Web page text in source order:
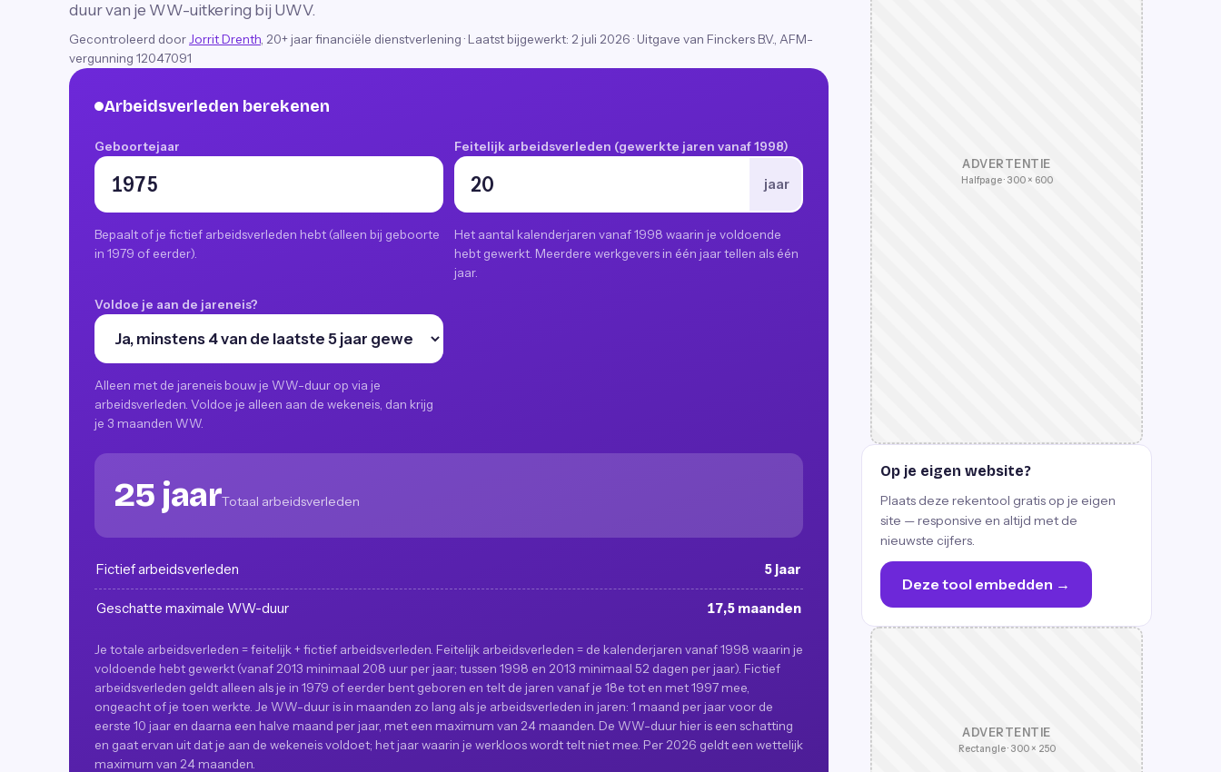
duur van je WW-uitkering bij UWV.
Gecontroleerd door Jorrit Drenth , 20+ jaar financiële dienstverlening · Laatst bijgewerkt: 2 juli 2026 · Uitgave van Finckers B.V., AFM-
vergunning 12047091
Arbeidsverleden berekenen
Geboortejaar
Bepaalt of je fictief arbeidsverleden hebt (alleen bij geboorte
in 1979 of eerder).
Feitelijk arbeidsverleden (gewerkte jaren vanaf 1998)
jaar
Het aantal kalenderjaren vanaf 1998 waarin je voldoende
hebt gewerkt. Meerdere werkgevers in één jaar tellen als één
jaar.
Voldoe je aan de jareneis?
Alleen met de jareneis bouw je WW-duur op via je
arbeidsverleden. Voldoe je alleen aan de wekeneis, dan krijg
je 3 maanden WW.
25 jaarTotaal arbeidsverleden
Fictief arbeidsverleden 5 jaar
Geschatte maximale WW-duur 17,5 maanden
Je totale arbeidsverleden = feitelijk + fictief arbeidsverleden. Feitelijk arbeidsverleden = de kalenderjaren vanaf 1998 waarin je
voldoende hebt gewerkt (vanaf 2013 minimaal 208 uur per jaar; tussen 1998 en 2013 minimaal 52 dagen per jaar). Fictief
arbeidsverleden geldt alleen als je in 1979 of eerder bent geboren en telt de jaren vanaf je 18e tot en met 1997 mee,
ongeacht of je toen werkte. Je WW-duur is in maanden zo lang als je arbeidsverleden in jaren: 1 maand per jaar voor de
eerste 10 jaar en daarna een halve maand per jaar, met een maximum van 24 maanden. De WW-duur hier is een schatting
en gaat ervan uit dat je aan de wekeneis voldoet; het jaar waarin je werkloos wordt telt niet mee. Per 2026 geldt een wettelijk
maximum van 24 maanden.
ADVERTENTIE
Halfpage · 300 × 600
Op je eigen website?
Plaats deze rekentool gratis op je eigen
site — responsive en altijd met de
nieuwste cijfers.
Deze tool embedden →
ADVERTENTIE
Rectangle · 300 × 250